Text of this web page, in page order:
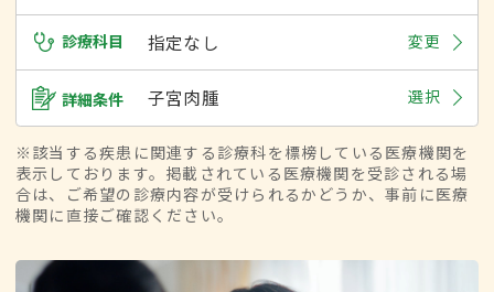
診療科目 指定なし 変更
詳細条件 子宮肉腫 選択
※該当する疾患に関連する診療科を標榜している医療機関を
表示しております。掲載されている医療機関を受診される場
合は、ご希望の診療内容が受けられるかどうか、事前に医療
機関に直接ご確認ください。